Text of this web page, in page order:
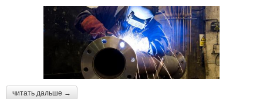
читать дальше →